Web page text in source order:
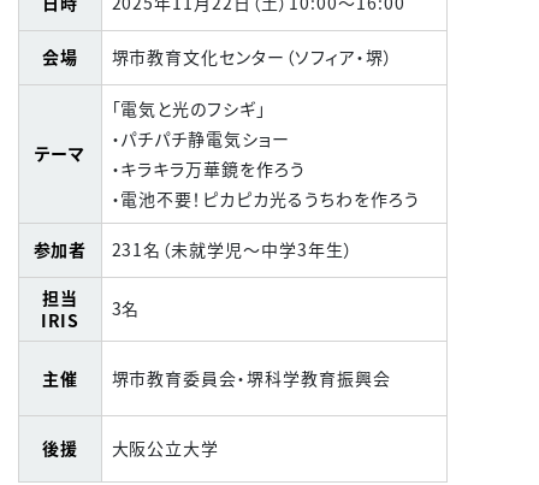
会場 堺市教育文化センター（ソフィア・堺）
テーマ
「電気と光のフシギ」
・パチパチ静電気ショー
・キラキラ万華鏡を作ろう
・電池不要！ピカピカ光るうちわを作ろう
参加者
231名（未就学児～中学3年生）
担当
IRIS
3名
主催 堺市教育委員会・堺科学教育振興会
後援 大阪公立大学